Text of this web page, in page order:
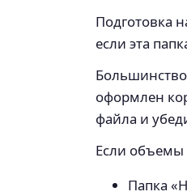
Подготовка
если эта
оформлен
файла и
Если объемы
Папка